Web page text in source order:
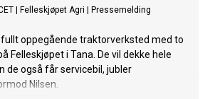
Felleskjøpet Agri Pressemelding
oppegående traktorverksted med to
Felleskjøpet i Tana. De vil dekke hele
de også får servicebil, jubler
Nilsen.